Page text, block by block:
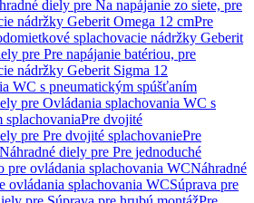
diely pre Na napájanie zo siete, pre
nádržky Geberit Omega 12 cmPre
splachovacie nádržky Geberit
pre Pre napájanie batériou, pre
nádržky Geberit Sigma 12
WC s pneumatickým spúšťaním
pre Ovládania splachovania WC s
splachovaniaPre dvojité
pre Pre dvojité splachovaniePre
Náhradné diely pre Pre jednoduché
pre ovládania splachovania WCNáhradné
ovládania splachovania WCSúprava pre